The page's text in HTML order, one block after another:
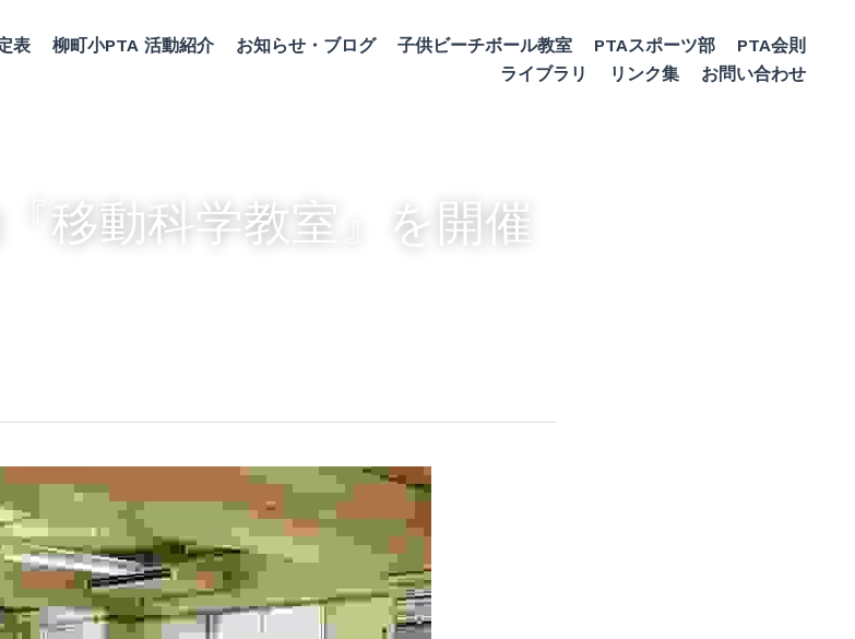
表 柳町小PTA 活動紹介 お知らせ・ブログ 子供ビーチボール教室 PTAスポーツ部
PTA会則
ライブラリ
リンク集 お問い合わせ
移動科学教室』を開催